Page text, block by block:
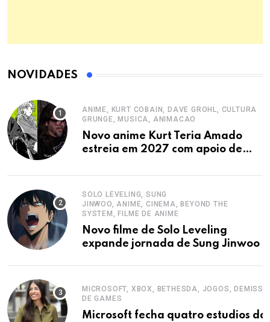
NOVIDADES
ANIME, KURT COBAIN, DAVE GROHL, CULTURA
GRUNGE, MUSICA, ANIMACAO
Novo anime Kurt Teria Amado
estreia em 2027 com apoio de
SOLO LEVELING, SUNG
JINWOO, ANIME, CINEMA, BEYOND THE
SYSTEM, FILME DE ANIME
Novo filme de Solo Leveling
expande jornada de Sung Jinwoo
MICROSOFT, XBOX, BETHESDA, JOGOS,
DE GAMES
Microsoft fecha quatro estudios da